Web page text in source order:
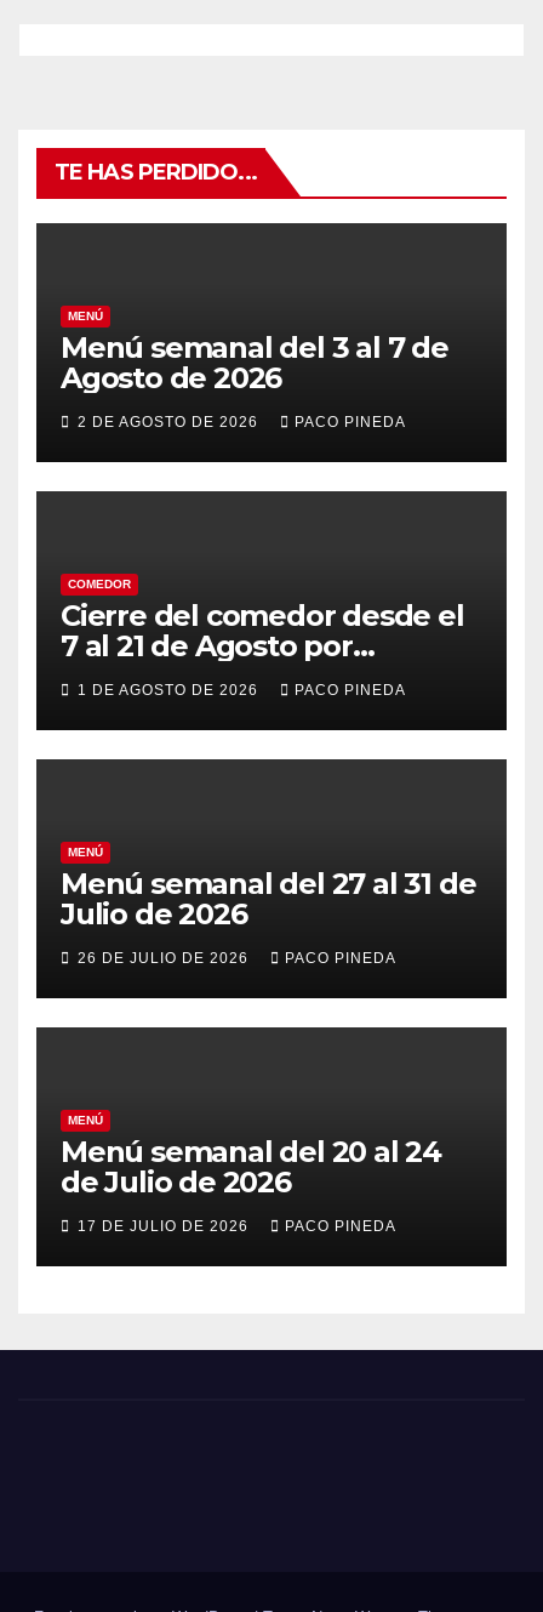
TE HAS PERDIDO...
MENÚ
Menú semanal del 3 al 7 de
Agosto de 2026
2 DE AGOSTO DE 2026 PACO PINEDA
COMEDOR
Cierre del comedor desde el
7 al 21 de Agosto por
vacaciones
1 DE AGOSTO DE 2026 PACO PINEDA
MENÚ
Menú semanal del 27 al 31 de
Julio de 2026
26 DE JULIO DE 2026 PACO PINEDA
MENÚ
Menú semanal del 20 al 24
de Julio de 2026
17 DE JULIO DE 2026 PACO PINEDA